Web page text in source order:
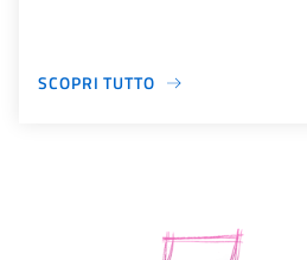
SCOPRI TUTTO